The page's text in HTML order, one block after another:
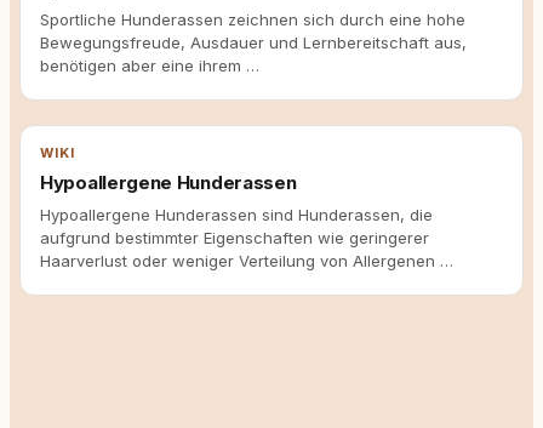
Sportliche Hunderassen zeichnen sich durch eine hohe
Bewegungsfreude, Ausdauer und Lernbereitschaft aus,
benötigen aber eine ihrem …
WIKI
Hypoallergene Hunderassen
Hypoallergene Hunderassen sind Hunderassen, die
aufgrund bestimmter Eigenschaften wie geringerer
Haarverlust oder weniger Verteilung von Allergenen …